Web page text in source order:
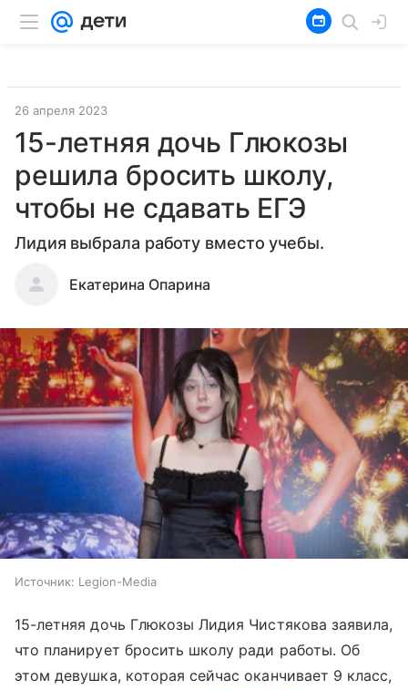
26 апреля 2023
15-летняя дочь Глюкозы
решила бросить школу,
чтобы не сдавать ЕГЭ
Лидия выбрала работу вместо учебы.
Екатерина Опарина
Источник: Legion-Media
15-летняя дочь Глюкозы Лидия Чистякова заявила,
что планирует бросить школу ради работы. Об
этом девушка, которая сейчас оканчивает 9 класс,